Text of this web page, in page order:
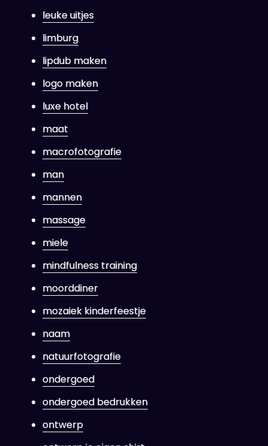
leuke uitjes
limburg
lipdub maken
logo maken
luxe hotel
maat
macrofotografie
man
mannen
massage
miele
mindfulness training
moorddiner
mozaiek kinderfeestje
naam
natuurfotografie
ondergoed
ondergoed bedrukken
ontwerp